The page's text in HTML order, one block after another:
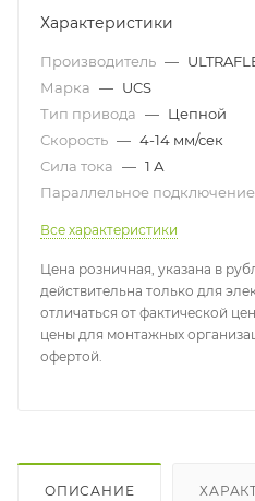
Характеристики
Производитель —
Марка — UCS
Тип привода — Цепной
Скорость — 4-14 мм/сек
Сила тока — 1 А
Параллельное подключение
Все характеристики
Цена розничная, указана в
действительна только для
отличаться от фактической
цены для монтажных
офертой.
ОПИСАНИЕ